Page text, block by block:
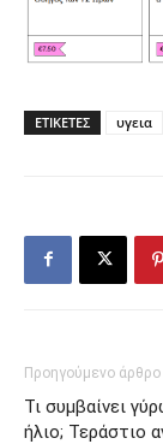
ΕΤΙΚΕΤΕΣ υγεια
Προηγούμενο άρθρο
Τι συμβαίνει
ήλιο; Τεράστιο